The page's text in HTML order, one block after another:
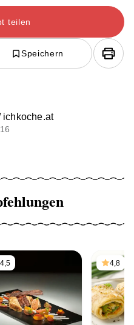
teilen
Speichern
ichkoche.at
4,5 4,8